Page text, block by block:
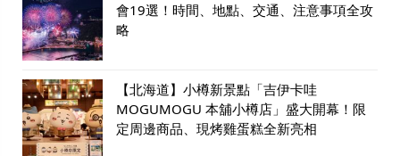
會19選！時間、地點、交通、注意事項全攻
略
【北海道】小樽新景點「吉伊卡哇
MOGUMOGU 本舖小樽店」盛大開幕！限
定周邊商品、現烤雞蛋糕全新亮相